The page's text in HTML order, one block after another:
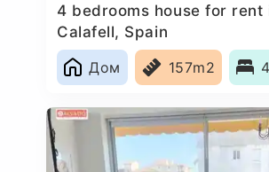
4 bedrooms house for rent
Calafell, Spain
Дом
157m2 4